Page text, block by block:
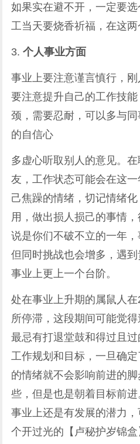
如果实在避不开，一定要
工当天要烧香祈福，在这两
3.个人事业方面
事业上要注意谨言慎行，
要注意提升自己的工作技
颈，需要忍耐，可以多与
的自信心
多虚心听取别人的意见。
友，工作状态可能会在这
己焦躁的情绪，切记情绪
用，做出损人损己的事情
说是你们不破不立的一年，
但同时挑战也会增多，遇
事业上更上一个台阶。
处在事业上升期的属鼠人
所停滞，这段期间可能觉得
最忌有打退堂鼓和得过且
工作规划和目标，一旦确
的情绪就不会影响前进的
些，但是也是朝着目标前
事业上还是有发展的潜力
个开过光的【卢秘护岁锦